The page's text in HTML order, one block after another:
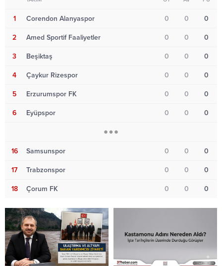
1 Corendon Alanyaspor 0 0 0
2 Amed Sportif Faaliyetler 0 0 0
3 Beşiktaş 0 0 0
4 Çaykur Rizespor 0 0 0
5 Erzurumspor FK 0 0 0
6 Eyüpspor 0 0 0
16 Samsunspor 0 0 0
17 Trabzonspor 0 0 0
18 Çorum FK 0 0 0